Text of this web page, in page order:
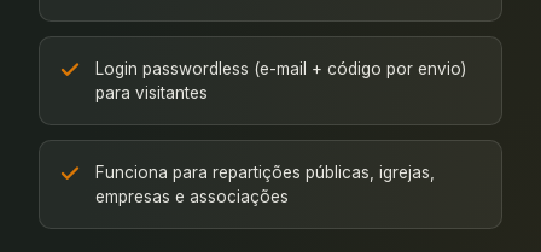
Login passwordless (e-mail + código por envio)
para visitantes
Funciona para repartições públicas, igrejas,
empresas e associações